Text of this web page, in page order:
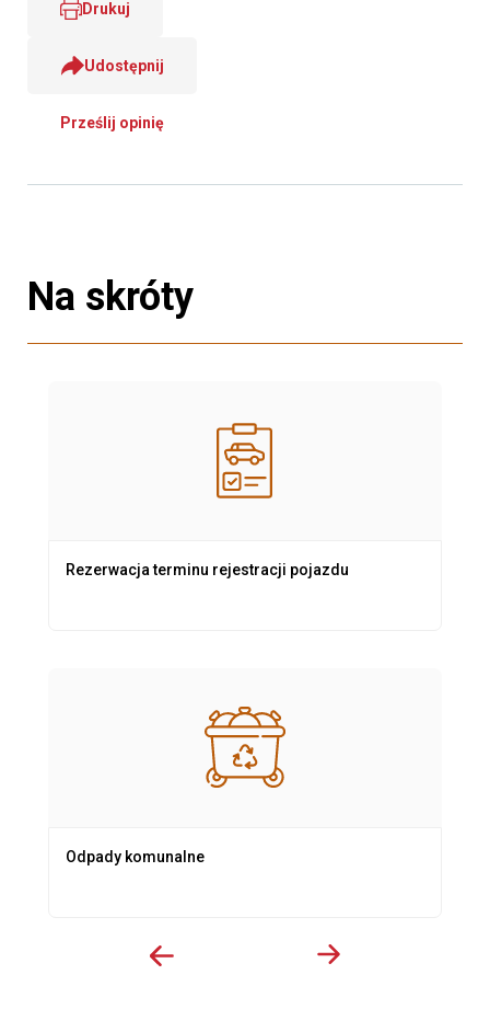
Drukuj
Udostępnij
Prześlij opinię
Na skróty
Rezerwacja terminu rejestracji pojazdu
Odpady komunalne